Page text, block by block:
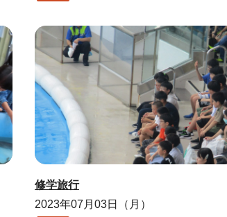
修学旅行
2023年07月03日（月）